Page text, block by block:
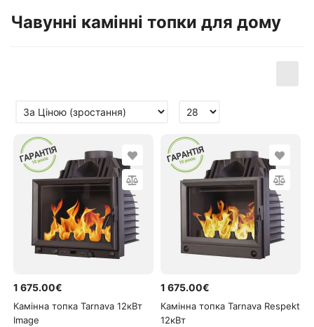
Чавунні камінні топки для дому
1 675.00€
Камінна топка Tarnava 12кВт
Image
1 675.00€
Камінна топка Tarnava Respekt
12кВт